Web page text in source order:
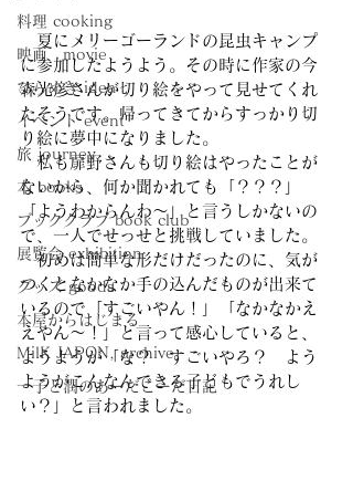
料理 cooking
映画 movie
ひらめき idea
イベント event
旅 journey
本 books
ブッククラブ book club
展覧会 exhibition
グッズ goods
本屋からはじまる
MilK JAPON, archive
一子と潤のあーだこーだ日記
夏にメリーゴーランドの昆虫キャンプ
に参加したようよう。その時に作家の今
森光彦さんが切り絵をやって見せてくれ
たそうです。帰ってきてからすっかり切
り絵に夢中になりました。
私も扉野さんも切り絵はやったことが
ないから、何か聞かれても「？？？」
「ようわからんわ〜」と言うしかないの
で、一人でせっせと挑戦していました。
初めは簡単な形だけだったのに、気が
つくとなかなか手の込んだものが出来て
いるので「すごいやん！」「なかなかえ
えやん〜！」と言って感心していると、
ようようが「な？　すごいやろ？　よう
ようがこんなんできる子どもでうれし
い？」と言われました。